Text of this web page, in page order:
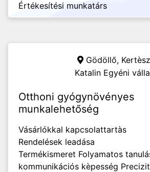
Értékesítési munkatárs
Gödöllő,
Katalin Egyéni
Otthoni gyógynövényes
munkalehetőség
Vásárlókkal kapcsolattartàs
Rendelések leadása
Termékismeret Folyamatos
kommunikációs kèpesség